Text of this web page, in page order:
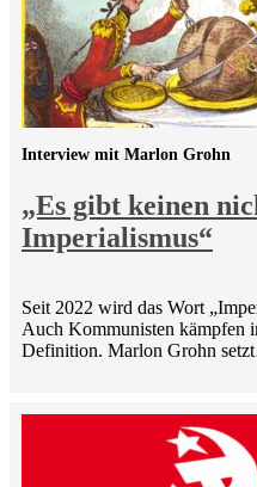
„Es gibt keinen
Imperialismus“
Interview mit Marlon Grohn
Seit 2022 wird das Wort
Auch Kommunisten kämpfen
Definition. Marlon Grohn